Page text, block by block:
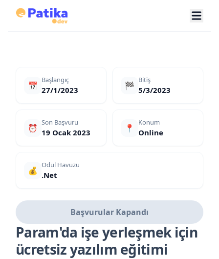
📅
Başlangıç
27/1/2023 🏁
Bitiş
5/3/2023
⏰
Son Başvuru
19 Ocak 2023 📍
Konum
Online
💰
Ödül Havuzu
.Net
Başvurular Kapandı
Param'da işe yerleşmek için
ücretsiz yazılım eğitimi